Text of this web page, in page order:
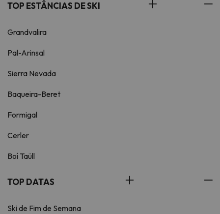
TOP ESTÂNCIAS DE SKI
Grandvalira
Pal-Arinsal
Sierra Nevada
Baqueira-Beret
Formigal
Cerler
Boí Taüll
TOP DATAS
Ski de Fim de Semana